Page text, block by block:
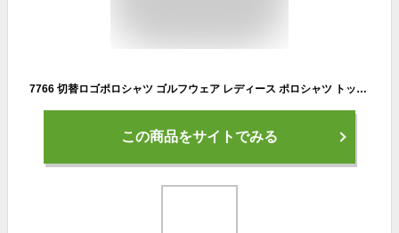
7766 切替ロゴポロシャツ ゴルフウェア レディース ポロシャツ トップス ポリエステル 鹿の子 半袖 春夏 吸水速乾 ストレッチ ブラック ホワイト グレー S M L LL 3L 大きいサイズ 小さいサイズ デルソル ゴルフ 白 黒 スポーツ
この商品をサイトでみる